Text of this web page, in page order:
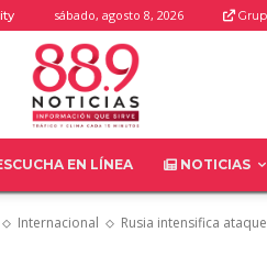
sábado, agosto 8, 2026
EN LÍNEA NOTICIAS
Internacional Rusia intensifica